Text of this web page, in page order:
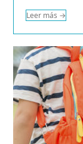
Leer más →